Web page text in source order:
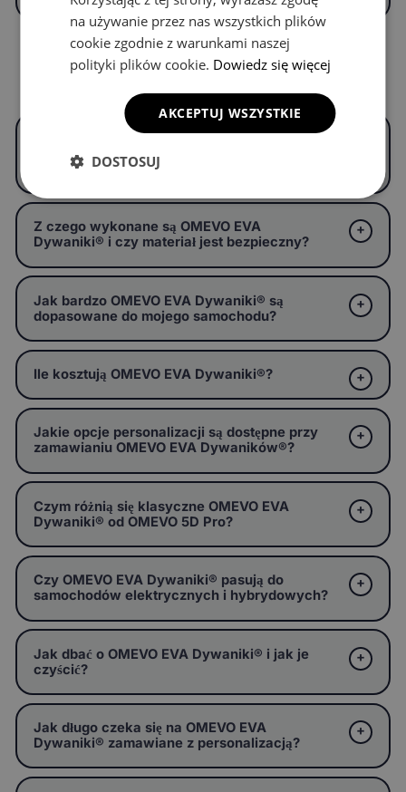
Czym są OMEVO EVA Dywaniki® i czym
różnią się od zwykłych dywaników
samochodowych?
Z czego wykonane są OMEVO EVA
Dywaniki® i czy materiał jest bezpieczny?
Jak bardzo OMEVO EVA Dywaniki® są
dopasowane do mojego samochodu?
Ile kosztują OMEVO EVA Dywaniki®?
Jakie opcje personalizacji są dostępne przy
zamawianiu OMEVO EVA Dywaników®?
Czym różnią się klasyczne OMEVO EVA
Dywaniki® od OMEVO 5D Pro?
Czy OMEVO EVA Dywaniki® pasują do
samochodów elektrycznych i hybrydowych?
Jak dbać o OMEVO EVA Dywaniki® i jak je
czyścić?
Jak długo czeka się na OMEVO EVA
Dywaniki® zamawiane z personalizacją?
na używanie przez nas wszystkich plików
cookie zgodnie z warunkami naszej
polityki plików cookie. Dowiedz się więcej
AKCEPTUJ WSZYSTKIE
DOSTOSUJ